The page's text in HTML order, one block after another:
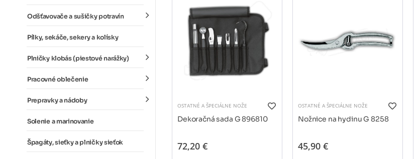
Odšťavovače a sušičky potravín
Pílky, sekáče, sekery a kolísky
Plničky klobás (piestové narážky)
Pracovné oblečenie
Prepravky a nádoby
Solenie a marinovanie
Špagáty, sieťky a plničky sieťok
OSTATNÉ A ŠPECIÁLNE NOŽE
Dekoračná sada G 896810
72,20 €
OSTATNÉ A ŠPECIÁLNE NOŽE
Nožnice na hydinu G 8258
45,90 €